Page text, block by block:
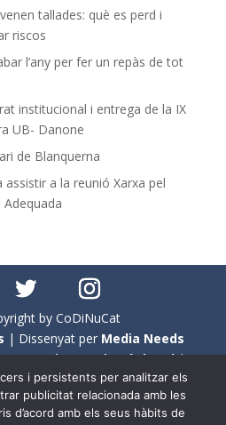
tallades: què es perd i
riscos
l’any per fer un repàs de tot
institucional i entrega de la IX
UB- Danone
de Blanquerna
assistir a la reunió Xarxa pel
by CoDiNuCat
| Dissenyat per Media Needs
aCoDiNuCat |Avís legal|
per cookies
en compte l'ús no sexista del
i persistents per analitzar els
publicitat relacionada amb les
d’acord amb els seus hàbits de